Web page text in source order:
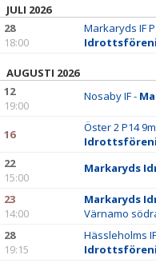
JULI 2026
28
18:00
Markaryds IF
AUGUSTI 2026
12
19:00
Nosaby IF -
16 Öster 2 P14
22
15:00
Markaryds
23
14:00
Markaryds
Värnamo
28
19:15
Hässleholms